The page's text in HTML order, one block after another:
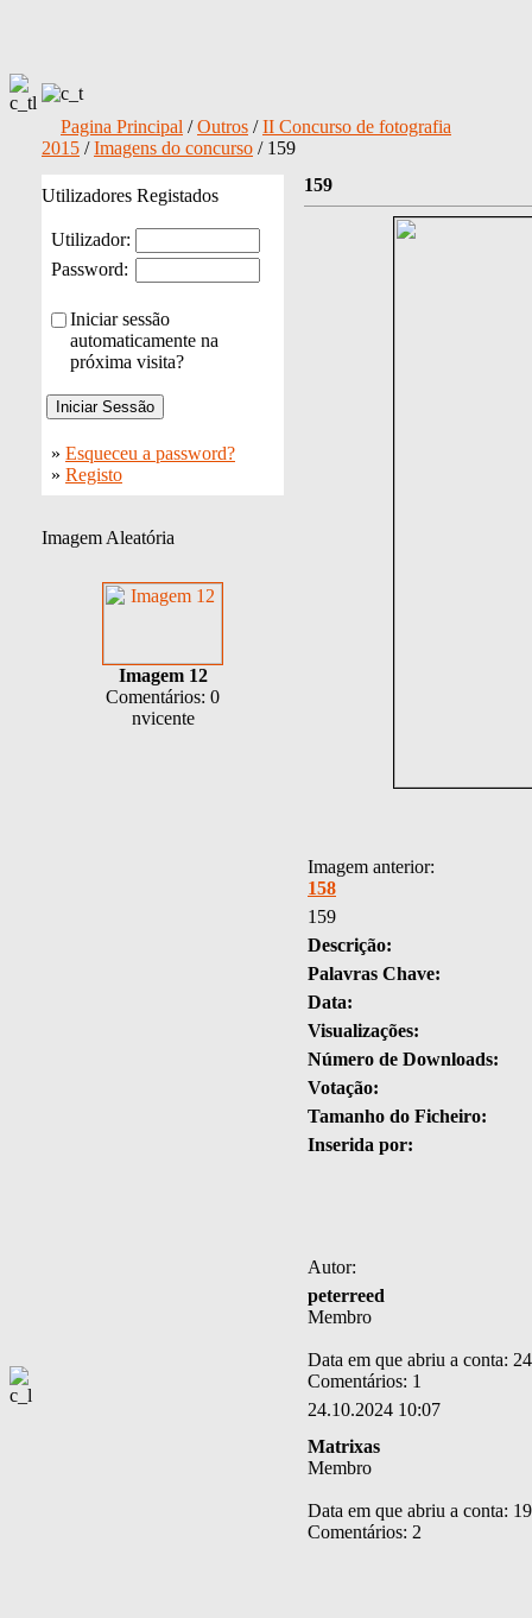
Pagina Principal /Outros /II Concurso de fotografia
2015 /Imagens do concurso / 159
Utilizadores Registados
Utilizador:
Password:
Iniciar sessão
automaticamente na
próxima visita?
» Esqueceu a password?
» Registo
Imagem Aleatória
Imagem 12
Comentários: 0
nvicente
159
Imagem anterior:
158
159
Descrição:
Palavras Chave:
Data:
Visualizações:
Número de Downloads:
Votação:
Tamanho do Ficheiro:
Inserida por:
Autor:
peterreed
Membro
Data em que abriu a conta:
Comentários: 1
24.10.2024 10:07
Matrixas
Membro
Data em que abriu a conta:
Comentários: 2